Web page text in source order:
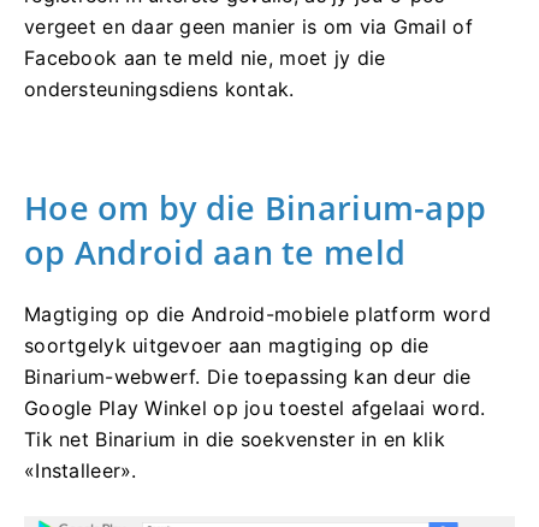
vergeet en daar geen manier is om via Gmail of
Facebook aan te meld nie, moet jy die
ondersteuningsdiens kontak.
Hoe om by die Binarium-app
op Android aan te meld
Magtiging op die Android-mobiele platform word
soortgelyk uitgevoer aan magtiging op die
Binarium-webwerf. Die toepassing kan deur die
Google Play Winkel op jou toestel afgelaai word.
Tik net Binarium in die soekvenster in en klik
«Installeer».